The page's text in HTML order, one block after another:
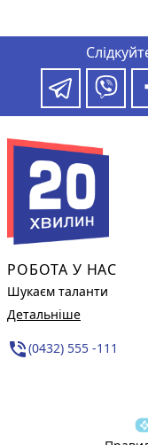
РОБОТА У НАС
Шукаєм таланти
Детальніше
phone_in_talk(0432) 555 -111